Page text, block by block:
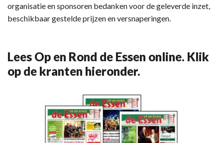
organisatie en sponsoren bedanken voor de geleverde inzet,
beschikbaar gestelde prijzen en versnaperingen.
Lees Op en Rond de Essen online. Klik
op de kranten hieronder.